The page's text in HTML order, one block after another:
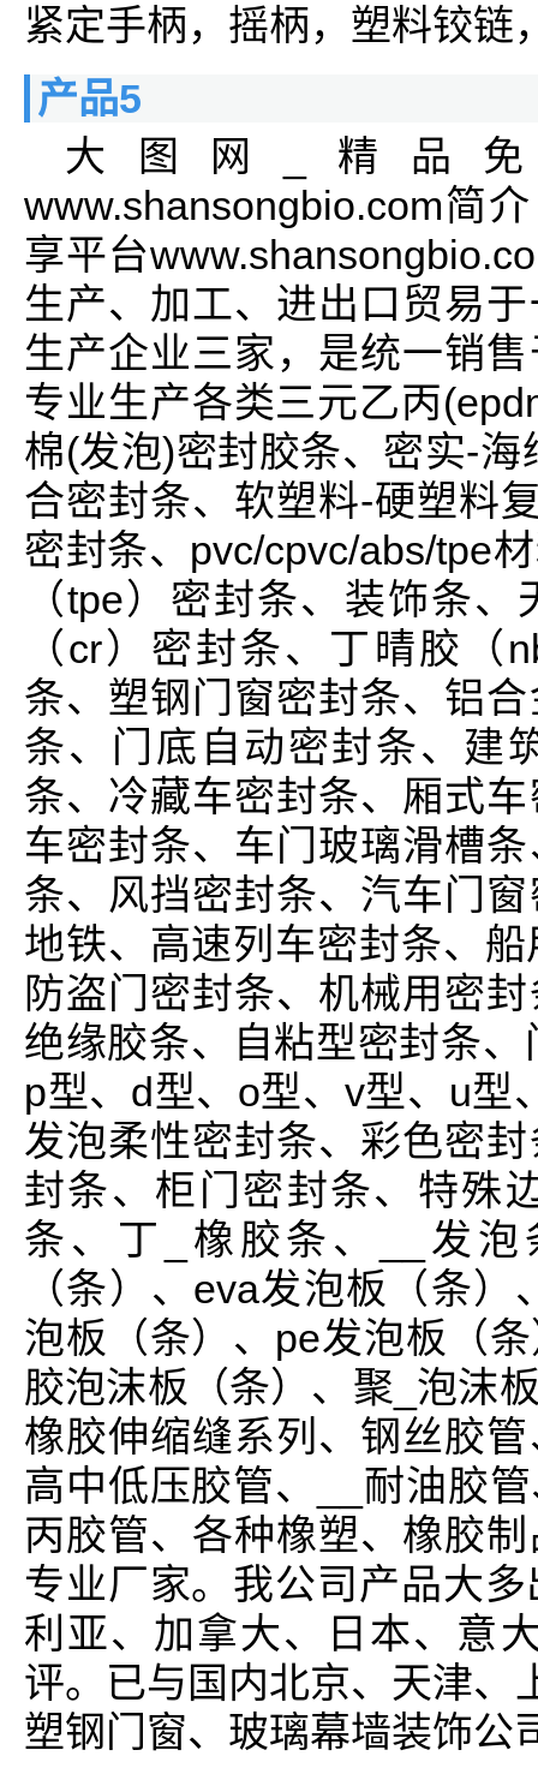
紧定手柄，摇柄，塑料铰链
产品5
大图网_精品
www.shansongbio.com简
享平台
生产、加工、进出口贸易
生产企业三家，是统一销
专业生产各类三元乙丙
棉(发泡)密封胶条、密实-
合密封条、软塑料-硬塑料
密封条、pvc/cpvc/abs/tpe
（tpe）密封条、装饰条
（cr）密封条、丁晴胶（
条、塑钢门窗密封条、铝
条、门底自动密封条、建
条、冷藏车密封条、厢式
车密封条、车门玻璃滑槽
条、风挡密封条、汽车门
地铁、高速列车密封条、
防盗门密封条、机械用密
绝缘胶条、自粘型密封条
p型、d型、o型、v型、u型
发泡柔性密封条、彩色密
封条、柜门密封条、特殊
条、丁_橡胶条、__发
（条）、eva发泡板（条
泡板（条）、pe发泡板（
胶泡沫板（条）、聚_泡沫
橡胶伸缩缝系列、钢丝胶
高中低压胶管、__耐油胶
丙胶管、各种橡塑、橡胶
专业厂家。我公司产品大
利亚、加拿大、日本、意
评。已与国内北京、天津、
塑钢门窗、玻璃幕墙装饰公